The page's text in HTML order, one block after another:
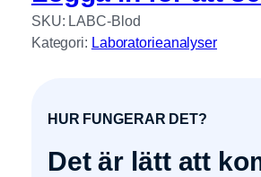
SKU: LABC-Blod
Kategori: Laboratorieanalyser
HUR FUNGERAR DET?
Det är lätt att